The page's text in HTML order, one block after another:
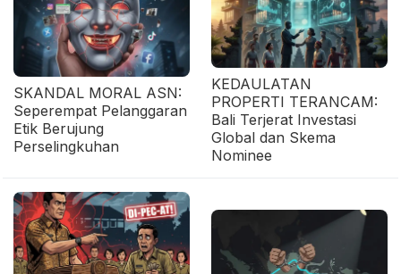
SKANDAL MORAL ASN:
Seperempat Pelanggaran
Etik Berujung
Perselingkuhan
KEDAULATAN
PROPERTI TERANCAM:
Bali Terjerat Investasi
Global dan Skema
Nominee